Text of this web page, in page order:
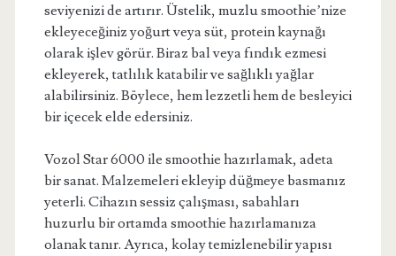
seviyenizi de artırır. Üstelik, muzlu smoothie’nize
ekleyeceğiniz yoğurt veya süt, protein kaynağı
olarak işlev görür. Biraz bal veya fındık ezmesi
ekleyerek, tatlılık katabilir ve sağlıklı yağlar
alabilirsiniz. Böylece, hem lezzetli hem de besleyici
bir içecek elde edersiniz.
Vozol Star 6000 ile smoothie hazırlamak, adeta
bir sanat. Malzemeleri ekleyip düğmeye basmanız
yeterli. Cihazın sessiz çalışması, sabahları
huzurlu bir ortamda smoothie hazırlamanıza
olanak tanır. Ayrıca, kolay temizlenebilir yapısı